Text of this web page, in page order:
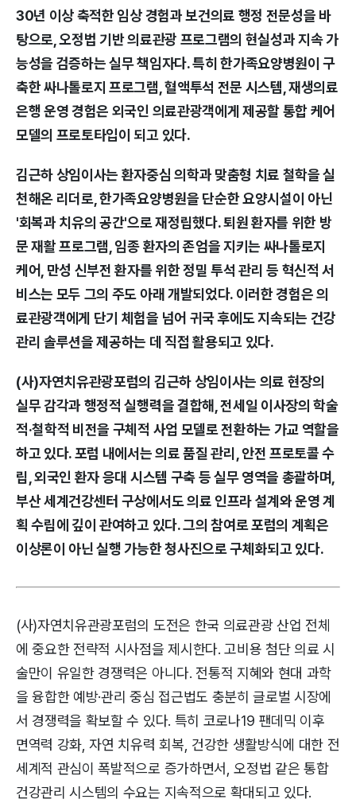
30년 이상 축적한 임상 경험과 보건의료 행정 전문성을 바
탕으로, 오정법 기반 의료관광 프로그램의 현실성과 지속 가
능성을 검증하는 실무 책임자다. 특히 한가족요양병원이 구
축한 싸나톨로지 프로그램, 혈액투석 전문 시스템, 재생의료
은행 운영 경험은 외국인 의료관광객에게 제공할 통합 케어
모델의 프로토타입이 되고 있다.
김근하 상임이사는 환자중심 의학과 맞춤형 치료 철학을 실
천해온 리더로, 한가족요양병원을 단순한 요양시설이 아닌
'회복과 치유의 공간'으로 재정립했다. 퇴원 환자를 위한 방
문 재활 프로그램, 임종 환자의 존엄을 지키는 싸나톨로지
케어, 만성 신부전 환자를 위한 정밀 투석 관리 등 혁신적 서
비스는 모두 그의 주도 아래 개발되었다. 이러한 경험은 의
료관광객에게 단기 체험을 넘어 귀국 후에도 지속되는 건강
관리 솔루션을 제공하는 데 직접 활용되고 있다.
(사)자연치유관광포럼의 김근하 상임이사는 의료 현장의
실무 감각과 행정적 실행력을 결합해, 전세일 이사장의 학술
적·철학적 비전을 구체적 사업 모델로 전환하는 가교 역할을
하고 있다. 포럼 내에서는 의료 품질 관리, 안전 프로토콜 수
립, 외국인 환자 응대 시스템 구축 등 실무 영역을 총괄하며,
부산 세계건강센터 구상에서도 의료 인프라 설계와 운영 계
획 수립에 깊이 관여하고 있다. 그의 참여로 포럼의 계획은
이상론이 아닌 실행 가능한 청사진으로 구체화되고 있다.
(사)자연치유관광포럼의 도전은 한국 의료관광 산업 전체
에 중요한 전략적 시사점을 제시한다. 고비용 첨단 의료 시
술만이 유일한 경쟁력은 아니다. 전통적 지혜와 현대 과학
을 융합한 예방·관리 중심 접근법도 충분히 글로벌 시장에
서 경쟁력을 확보할 수 있다. 특히 코로나19 팬데믹 이후
면역력 강화, 자연 치유력 회복, 건강한 생활방식에 대한 전
세계적 관심이 폭발적으로 증가하면서, 오정법 같은 통합
건강관리 시스템의 수요는 지속적으로 확대되고 있다.